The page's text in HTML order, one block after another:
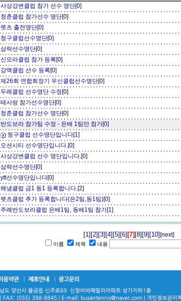
사상강변클럽 참가 선수 명단[0]
청춘클럽 참가선수 명단[0]
렛츠 출전명단[0]
청구클럽선수명단[0]
삼락선수명단[0]
신모라클럽 참가 등록[0]
강맥클럽 선수 등록[0]
제26회 연합회장기 우신클럽선수명단[0]
두레클럽 선수명단 수정[0]
테사랑 참가선수명단[0]
청춘클럽 참가선수 명단[0]
반도보라 참가팀 수정 - 은배 1팀만 참가[0]
청구클럽 선수명단입니다[1]
오션시티 선수명단입니다.[0]
사상강변클럽 선수 명단입니다.[0]
삼락선수명단[0]
ytt선수명단입니다[0]
해냄클럽 금1 동1 등록합니다.[2]
렛츠클럽 추가 등록합니다(은2팀,동1팀)[0]
주례반도보라클럽 은배1팀, 동배1팀 참가[1]
[1] [2] [3] [4] [5] [6] [7] [8] [9] [10] [next]
이름 제목 내용